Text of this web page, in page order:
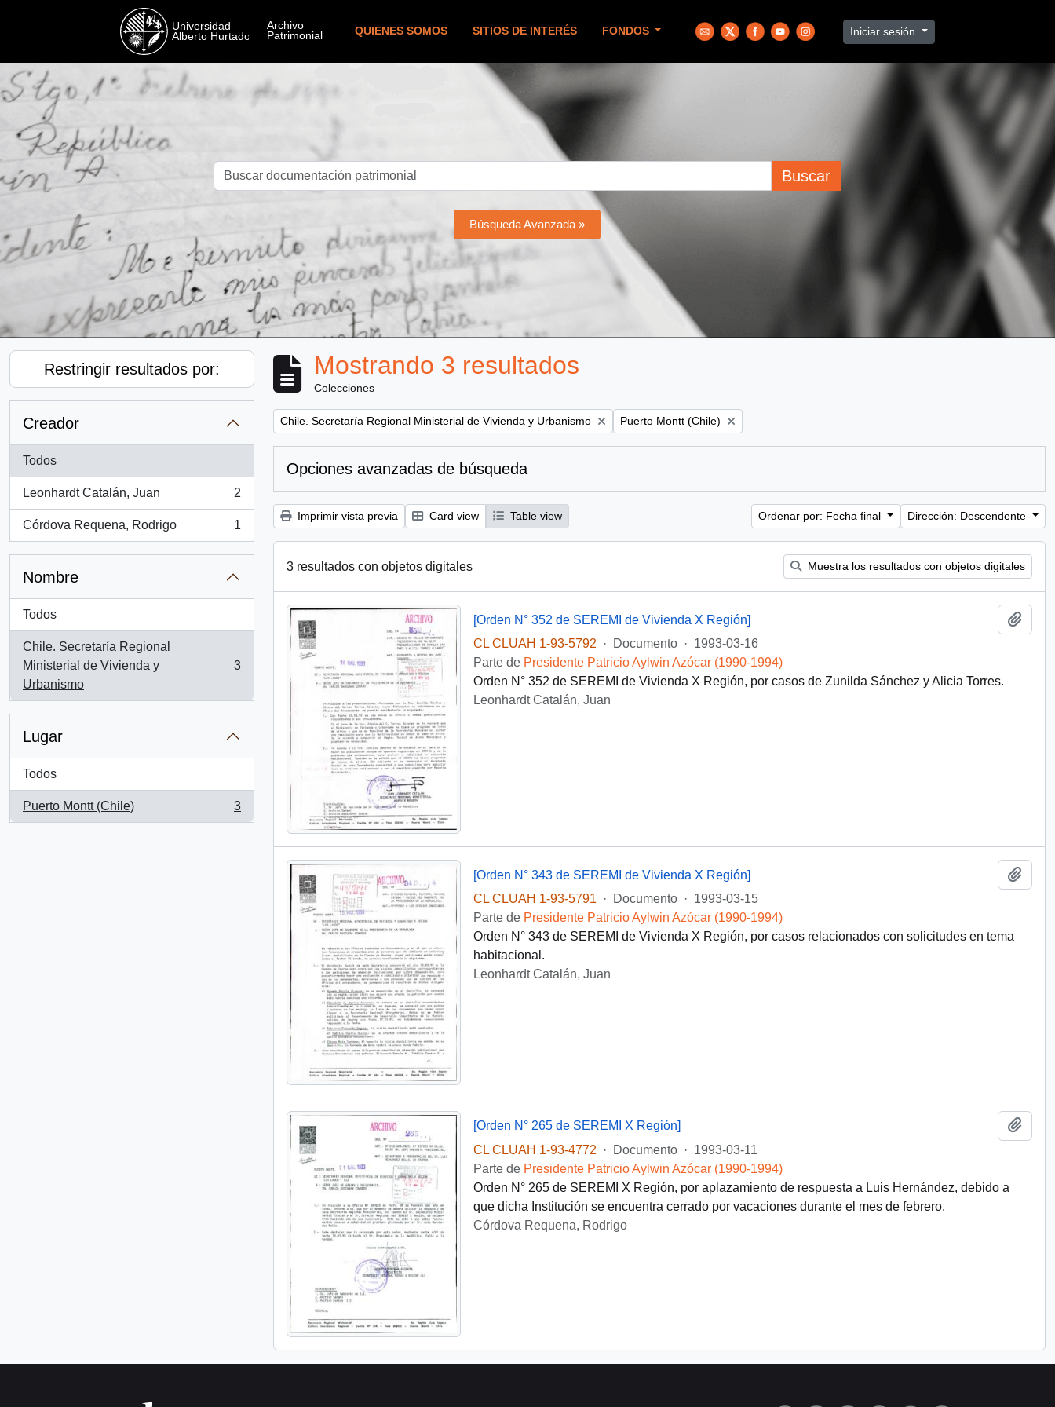
QUIENES SOMOS SITIOS DE INTERÉS FONDOS Iniciar sesión
Buscar
Búsqueda Avanzada »
Restringir resultados por:
Creador
Todos
Leonhardt Catalán, Juan
, 2 resultados
2
Córdova Requena, Rodrigo
, 1 resultados
1
Nombre
Todos
Chile. Secretaría Regional
Ministerial de Vivienda y
Urbanismo
, 3 resultados
3
Lugar
Todos
Puerto Montt (Chile)
, 3 resultados
3
Mostrando 3 resultados
Colecciones
Remove filter:
Chile. Secretaría Regional Ministerial de Vivienda y Urbanismo Remove filter:
Puerto Montt (Chile)
Opciones avanzadas de búsqueda
Imprimir vista previa Card view Table view Ordenar por: Fecha final Dirección: Descendente
3 resultados con objetos digitales Muestra los resultados con objetos digitales
[Orden N° 352 de SEREMI de Vivienda X Región]
CL CLUAH 1-93-5792
· Documento · 1993-03-16
Parte de Presidente Patricio Aylwin Azócar (1990-1994)
Orden N° 352 de SEREMI de Vivienda X Región, por casos de Zunilda Sánchez y Alicia Torres.
Leonhardt Catalán, Juan
[Orden N° 343 de SEREMI de Vivienda X Región]
CL CLUAH 1-93-5791
· Documento · 1993-03-15
Parte de Presidente Patricio Aylwin Azócar (1990-1994)
Orden N° 343 de SEREMI de Vivienda X Región, por casos relacionados con solicitudes en tema
habitacional.
Leonhardt Catalán, Juan
[Orden N° 265 de SEREMI X Región]
CL CLUAH 1-93-4772
· Documento · 1993-03-11
Parte de Presidente Patricio Aylwin Azócar (1990-1994)
Orden N° 265 de SEREMI X Región, por aplazamiento de respuesta a Luis Hernández, debido a
que dicha Institución se encuentra cerrado por vacaciones durante el mes de febrero.
Córdova Requena, Rodrigo